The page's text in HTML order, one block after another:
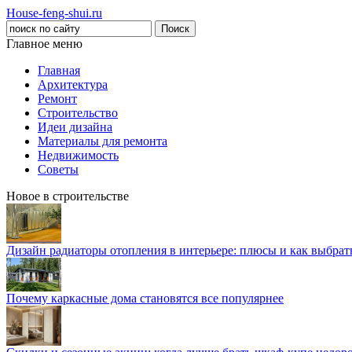
House-feng-shui.ru
Главное меню
Главная
Архитектура
Ремонт
Строительство
Идеи дизайна
Материалы для ремонта
Недвижимость
Советы
Новое в строительстве
Дизайн радиаторы отопления в интерьере: плюсы и как
Почему каркасные дома становятся все популярнее